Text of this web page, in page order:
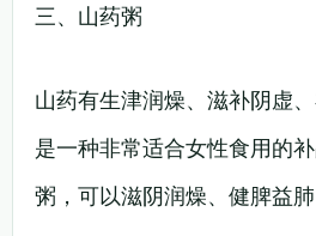
三、山药粥
山药有生津润燥、滋补阴虚
是一种非常适合女性食用的
粥，可以滋阴润燥、健脾益肺